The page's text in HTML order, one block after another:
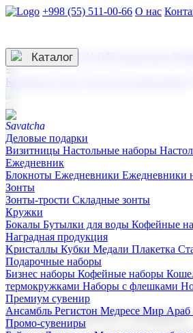
+998 (55) 511-00-66 О нас
3D гравировка
☰
Контакты
Каталог
Деловые подарки
Визитницы Настольные наборы
Ежедневник
Блокноты Ежедневники Ежедневники
Зонты
Зонты-трости Складные зонты
Кружки
Бокалы Бутылки для воды Кофейные
Наградная продукция
Kристаллы Кубки Медали Плакетка
Подарочные наборы
Бизнес наборы Кофейные наборы
термокружками Наборы с флешками
Премиум сувенир
Ансамбль Регистон Медресе Мир Араб
Промо-сувениры
Корпоративные подарки